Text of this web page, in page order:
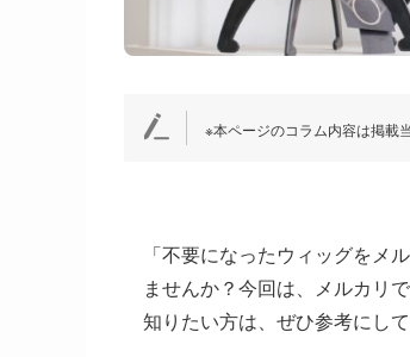
※本ページのコラム内容は掲載
「不要になったウィッグをメ
ませんか？今回は、メルカリ
知りたい方は、ぜひ参考にして